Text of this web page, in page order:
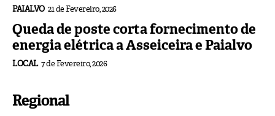
PAIALVO 21 de Fevereiro, 2026
Queda de poste corta fornecimento de
energia elétrica a Asseiceira e Paialvo
LOCAL 7 de Fevereiro, 2026
Regional